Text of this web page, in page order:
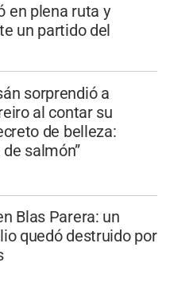
en plena ruta y
un partido del
sorprendió a
al contar su
de belleza:
de salmón”
Blas Parera: un
quedó destruido por